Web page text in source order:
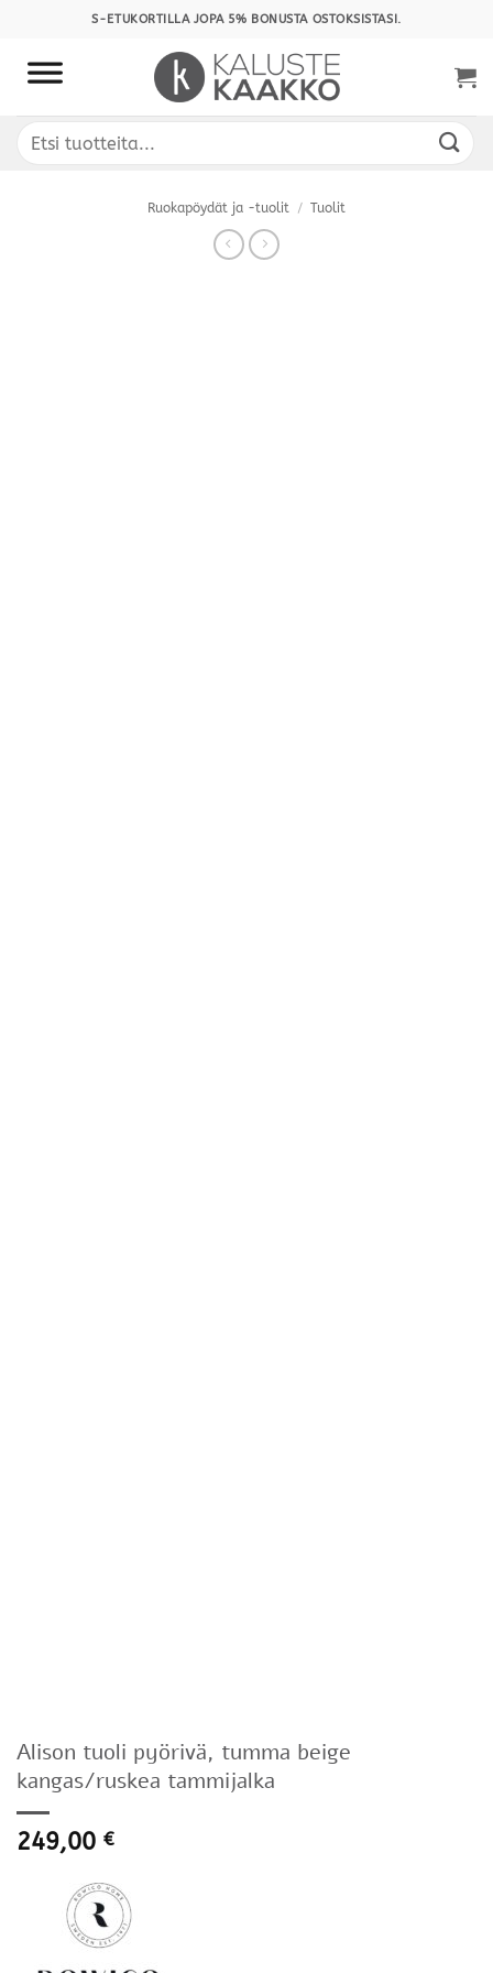
content
S-ETUKORTILLA JOPA 5% BONUSTA OSTOKSISTASI.
Etsi:
Ruokapöydät ja -tuolit / Tuolit
Alison tuoli pyörivä, tumma beige
kangas/ruskea tammijalka
249,00 €